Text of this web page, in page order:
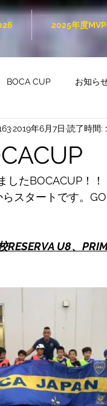
2025年度
BOCA CUP お知ら
2019年6月7日 読了時間:
したBOCACUP！！
スタートです。
RESERVA U8、